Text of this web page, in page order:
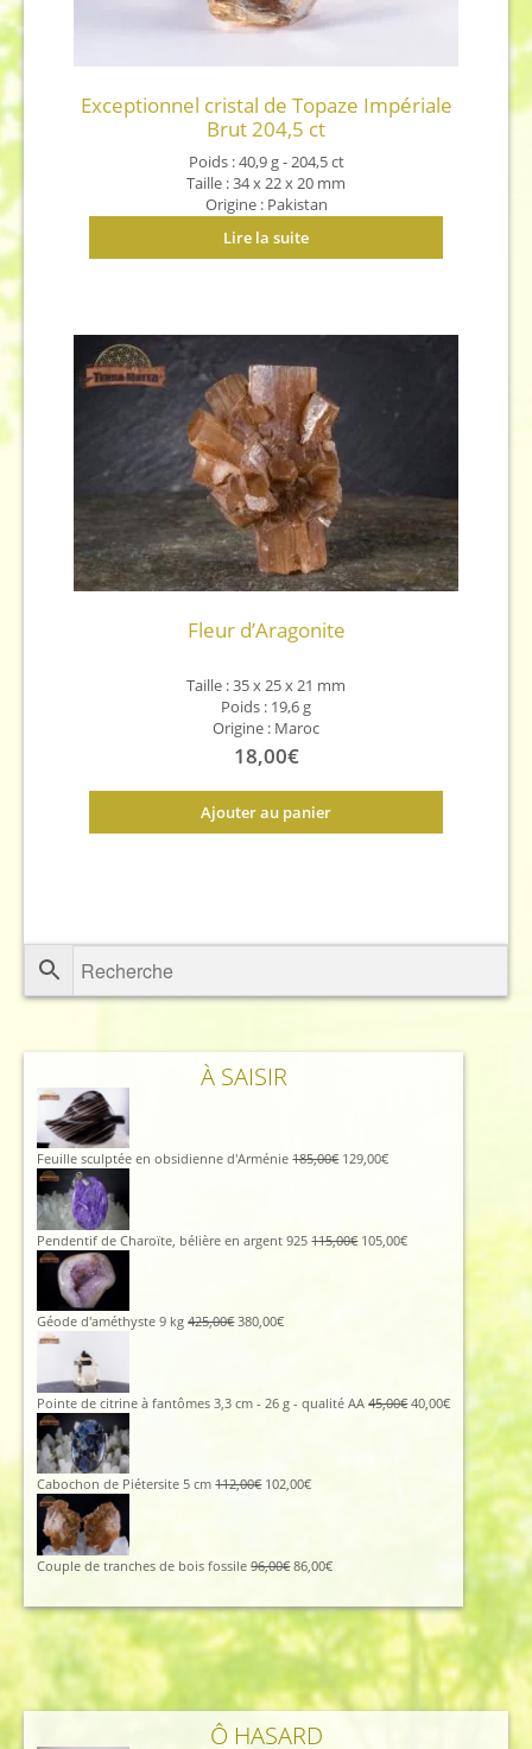
Exceptionnel cristal de Topaze Impériale
Brut 204,5 ct
Poids : 40,9 g - 204,5 ct
Taille : 34 x 22 x 20 mm
Origine : Pakistan
Lire la suite
Fleur d’Aragonite
Taille : 35 x 25 x 21 mm
Poids : 19,6 g
Origine : Maroc
18,00€
Ajouter au panier
À SAISIR
Feuille sculptée en obsidienne d'Arménie 185,00€ Le
185,00€.
129,00€Le
129,00€.
Pendentif de Charoïte, bélière en argent 925 115,00€ Le
105,00€Le
Géode d'améthyste 9 kg 425,00€ Le
425,00€.
380,00€Le
380,00€.
Pointe de citrine à fantômes 3,3 cm - 26 g - qualité AA 45,00€Le
40,00€Le
actuel
est :
40,00€.
Cabochon de Piétersite 5 cm 112,00€ Le
112,00€.
102,00€Le
102,00€.
Couple de tranches de bois fossile 96,00€Le
initial
était :
96,00€.
86,00€Le
actuel
est :
86,00€.
Ô HASARD